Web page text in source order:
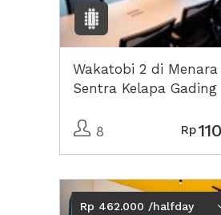
Wakatobi 2 di Menara
Sentra Kelapa Gading
8 Rp
Previous
Rp 462.000 /halfday